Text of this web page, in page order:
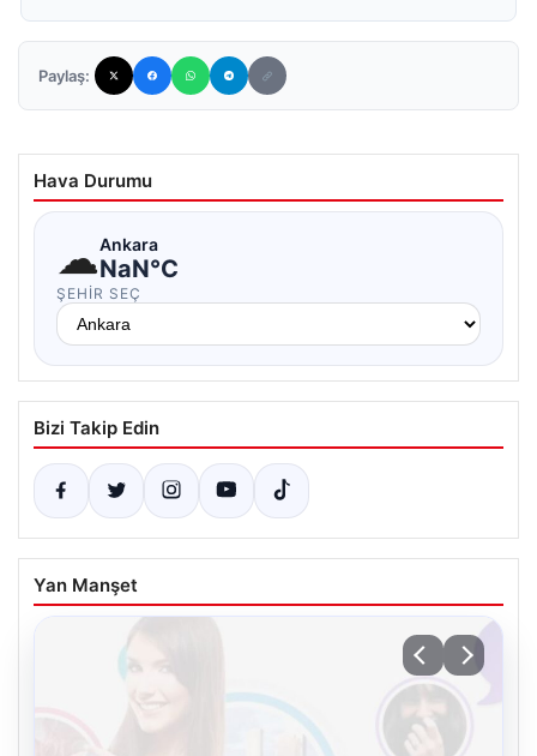
Paylaş:
Hava Durumu
☁Ankara
NaN°C
ŞEHIR SEÇ
Bizi Takip Edin
Yan Manşet